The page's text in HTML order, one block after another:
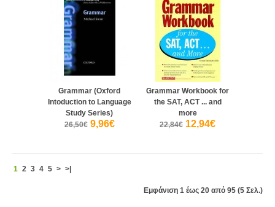
Grammar (Oxford
Intoduction to Language
Study Series)
26,50€ 9,96€
Grammar Workbook for
the SAT, ACT ... and
more
22,84€ 12,94€
1 2 3 4 5 > >|
Εμφάνιση 1 έως 20 από 95 (5 Σελ.)